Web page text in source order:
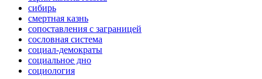
сибирь
смертная казнь
сопоставления с заграницей
сословная система
социал-демократы
социальное дно
социология